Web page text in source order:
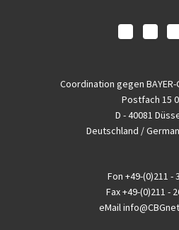
Coordination gegen BAYER-
Postfach 15
D - 40081
Deutschland /
Fon +49-(0)211 -
Fax+49-(0)211 -
eMail